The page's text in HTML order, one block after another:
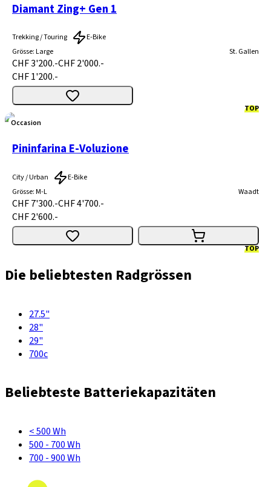
TOP
Diamant Zing+ Gen 1
Trekking / Touring
E-Bike
Grösse:Large St. Gallen
CHF 3'200.-CHF 2'000.-
CHF 1'200.-
Occasion
TOP
Pininfarina E-Voluzione
City / Urban
E-Bike
Grösse:M-L Waadt
CHF 7'300.-CHF 4'700.-
CHF 2'600.-
Die beliebtesten Radgrössen
27.5"
28"
29"
700c
Beliebteste Batteriekapazitäten
< 500 Wh
500 - 700 Wh
700 - 900 Wh